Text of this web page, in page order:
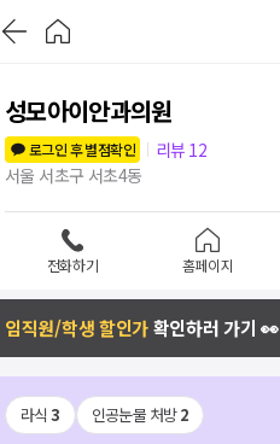
성모아이안과의원
로그인 후 별점확인
리뷰 12
서울 서초구 서초4동
전화하기 홈페이지
임직원/학생 할인가확인하러 가기 👀
라식 3 인공눈물 처방2